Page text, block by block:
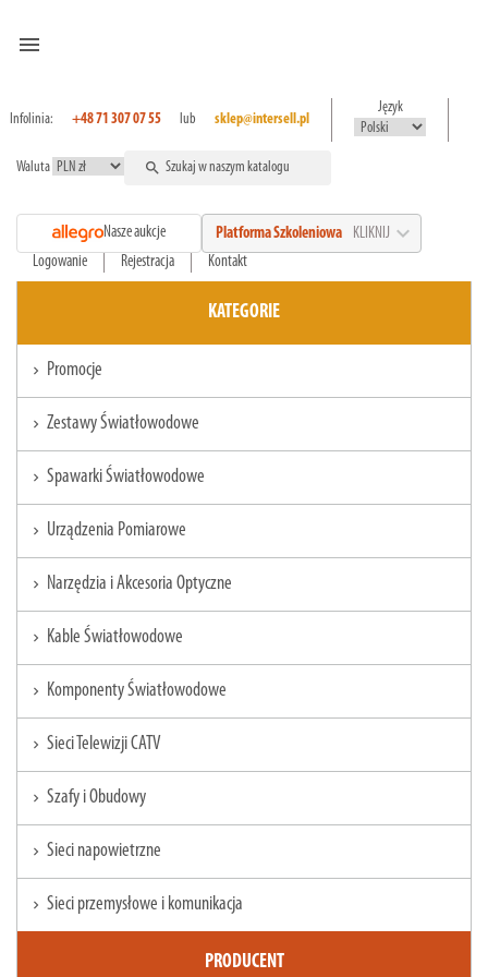
menu
Infolinia: +48 71 307 07 55 lub sklep@intersell.pl
Język
Waluta search
Nasze aukcje Platforma Szkoleniowa KLIKNIJ expand_more
Logowanie Rejestracja Kontakt
KATEGORIE
chevron_right Promocje
chevron_right Zestawy Światłowodowe
chevron_right Spawarki Światłowodowe
chevron_right Urządzenia Pomiarowe
chevron_right Narzędzia i Akcesoria Optyczne
chevron_right Kable Światłowodowe
chevron_right Komponenty Światłowodowe
chevron_right Sieci Telewizji CATV
chevron_right Szafy i Obudowy
chevron_right Sieci napowietrzne
chevron_right Sieci przemysłowe i komunikacja
PRODUCENT